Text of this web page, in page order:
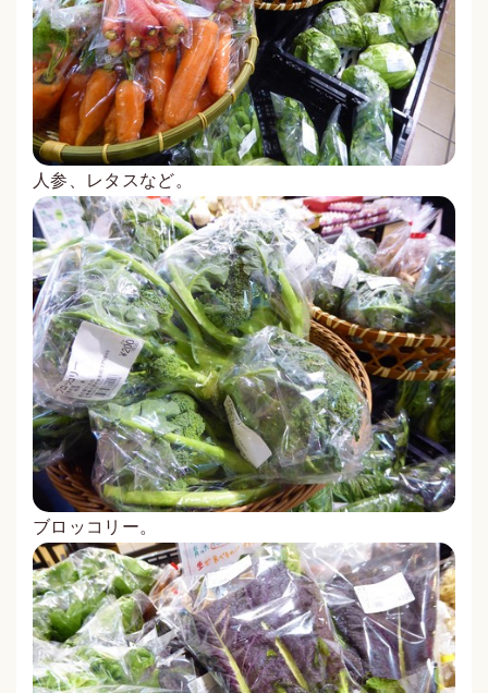
人参、レタスなど。
ブロッコリー。